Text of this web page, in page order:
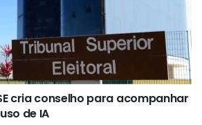
cria conselho para acompanhar
de IA